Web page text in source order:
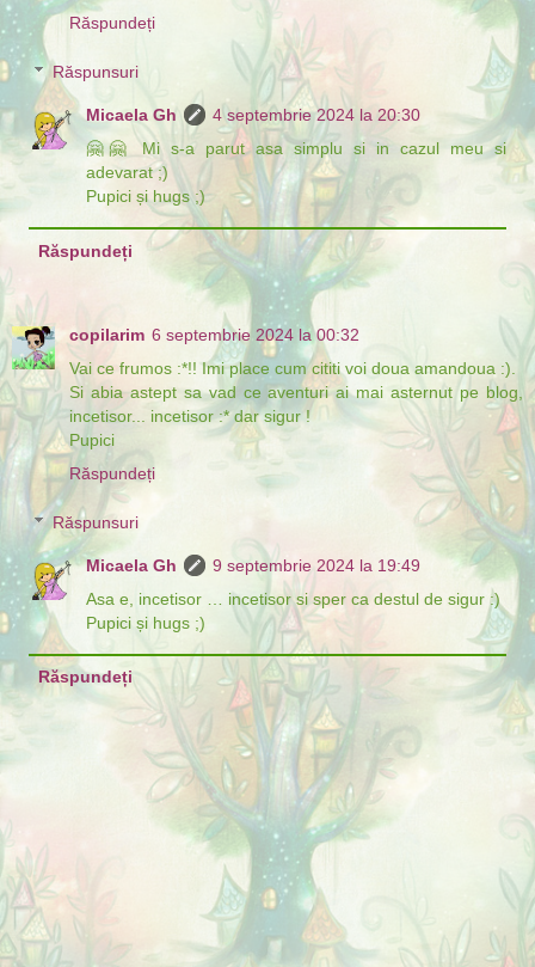
Răspundeți
Răspunsuri
Micaela Gh
4 septembrie 2024 la 20:30
🤗🤗 Mi s-a parut asa simplu si in cazul meu si
adevarat ;)
Pupici și hugs ;)
Răspundeți
copilarim 6 septembrie 2024 la 00:32
Vai ce frumos :*!! Imi place cum cititi voi doua amandoua :).
Si abia astept sa vad ce aventuri ai mai asternut pe blog,
incetisor... incetisor :* dar sigur !
Pupici
Răspundeți
Răspunsuri
Micaela Gh
9 septembrie 2024 la 19:49
Asa e, incetisor … incetisor si sper ca destul de sigur :)
Pupici și hugs ;)
Răspundeți